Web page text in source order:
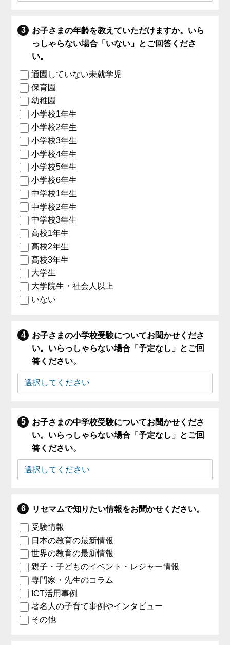
お子さまの年齢を教えていただけますか。いら
っしゃらない場合「いない」とご回答くださ
い。
通園していない未就学児
保育園
幼稚園
小学校1年生
小学校2年生
小学校3年生
小学校4年生
小学校5年生
小学校6年生
中学校1年生
中学校2年生
中学校3年生
高校1年生
高校2年生
高校3年生
大学生
大学院生・社会人以上
いない
お子さまの小学校受験についてお聞かせくださ
い。いらっしゃらない場合「予定なし」とご回
答ください。
お子さまの中学校受験についてお聞かせくださ
い。いらっしゃらない場合「予定なし」とご回
答ください。
リセマムで知りたい情報をお聞かせください。
受験情報
日本の教育の最新情報
世界の教育の最新情報
親子・子どものイベント・レジャー情報
専門家・先生のコラム
ICT活用事例
著名人の子育て事例やインタビュー
その他